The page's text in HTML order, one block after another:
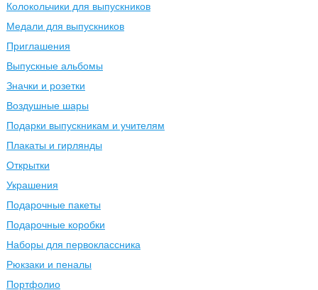
Колокольчики для выпускников
Медали для выпускников
Приглашения
Выпускные альбомы
Значки и розетки
Воздушные шары
Подарки выпускникам и учителям
Плакаты и гирлянды
Открытки
Украшения
Подарочные пакеты
Подарочные коробки
Наборы для первоклассника
Рюкзаки и пеналы
Портфолио